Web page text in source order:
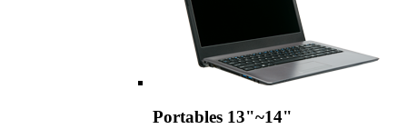
Portables 13"~14"